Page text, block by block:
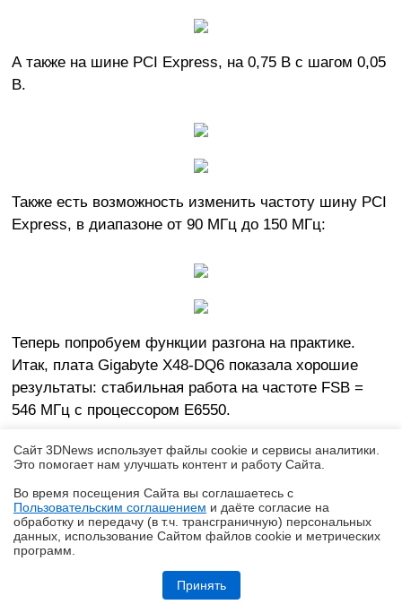
Кремний-углеродные батареи становятся массовыми
А также на шине PCI Express, на 0,75 В с шагом 0,05
В.
Также есть возможность изменить частоту шину PCI
Express, в диапазоне от 90 МГц до 150 МГц:
Теперь попробуем функции разгона на практике.
Итак, плата Gigabyte X48-DQ6 показала хорошие
результаты: стабильная работа на частоте FSB =
546 МГц с процессором E6550.
Правда, это на 10 МГц меньше, чем максимальный
разгон на плате X38-DQ6.
Теперь пара слов о режиме динамического разгона
C.I.A. 2, который увеличивает частоту процессора на
время запуска "тяжелого" приложения и снижает ее
Сайт 3DNews использует файлы cookie и сервисы аналитики.
Это помогает нам улучшать контент и работу Cайта.
Во время посещения Cайта вы соглашаетесь с
Пользовательским соглашением и даёте согласие на
обработку и передачу (в т.ч. трансграничную) персональных
данных, использование Cайтом файлов cookie и метрических
программ.
Принять